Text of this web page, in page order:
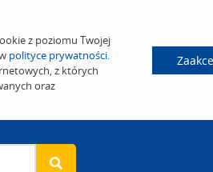
z poziomu Twojej
polityce prywatności.
z których
oraz